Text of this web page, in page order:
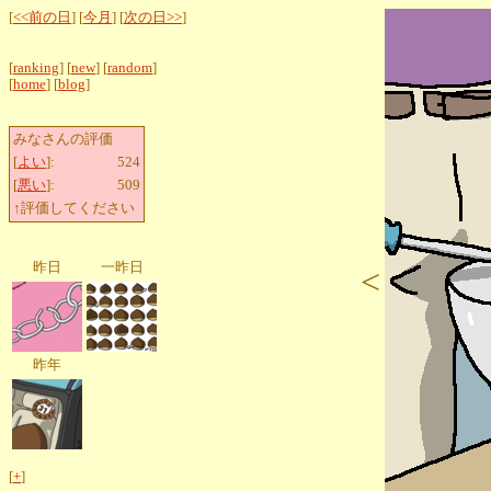
[<<前の日 ] [今月 ] [次の日>>]
[ranking] [new] [random]
[home] [blog]
みなさんの評価
[よい]:
524
[悪い]:
509
↑評価してください
昨日 一昨日
昨年
[+]
<